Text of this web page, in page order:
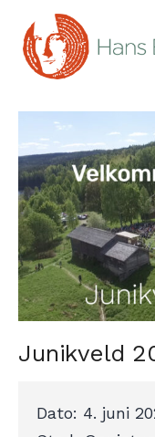
Junikveld
Dato: 4. juni